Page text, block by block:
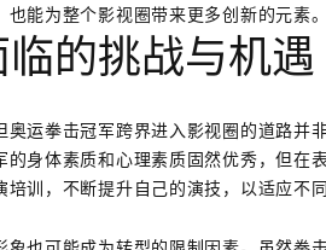
能为整个影视圈带来更多创新的元素。
的挑战与机遇
奥运拳击冠军跨界进入影视圈的道路并
身体素质和心理素质固然优秀，但在
训，不断提升自己的演技，以适应不同